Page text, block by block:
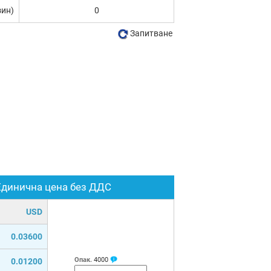
цена без ДДС
USD
0.03600
0.01200 Опак. 4000
0
Запитване